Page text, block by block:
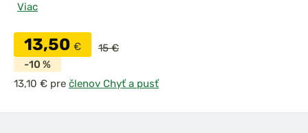
Viac
13,50 €
15 €
-10 %
pre členov Chyť a pusť